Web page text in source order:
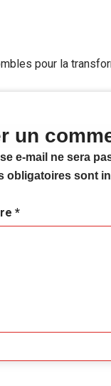
pour la
un
e-mail ne sera
obligatoires sont
*